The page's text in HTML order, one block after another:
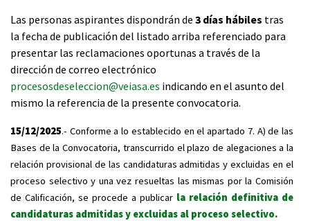
Las personas aspirantes dispondrán de 3 días hábiles tras
la fecha de publicación del listado arriba referenciado para
presentar las reclamaciones oportunas a través de la
dirección de correo electrónico
procesosdeseleccion@veiasa.es indicando en el asunto del
mismo la referencia de la presente convocatoria.
15/12/2025.- Conforme a lo establecido en el apartado 7. A) de las
Bases de la Convocatoria, transcurrido el plazo de alegaciones a la
relación provisional de las candidaturas admitidas y excluidas en el
proceso selectivo y una vez resueltas las mismas por la Comisión
de Calificación, se procede a publicar la relación definitiva de
candidaturas admitidas y excluidas al proceso selectivo.